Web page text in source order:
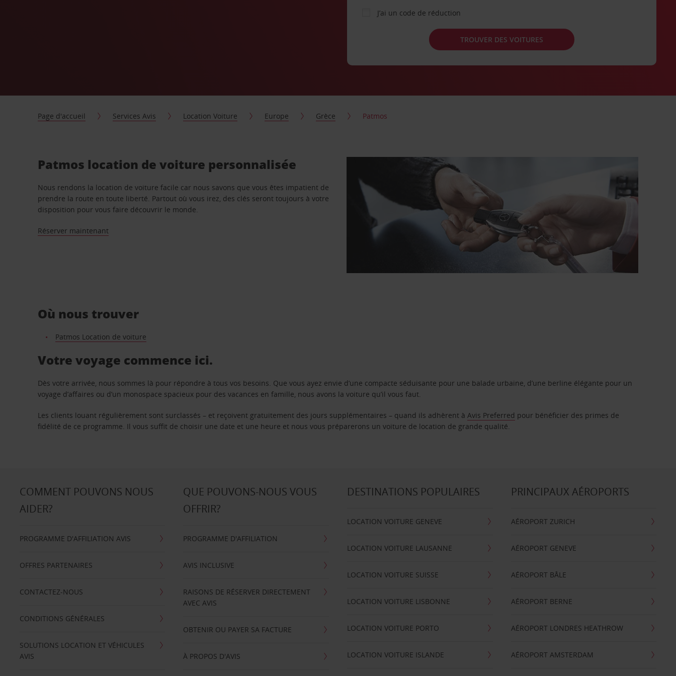
J’ai un code de réduction
TROUVER DES VOITURES
Page d'accueil Services Avis Location Voiture Europe Grèce Patmos
Patmos location de voiture personnalisée
Nous rendons la location de voiture facile car nous savons que vous êtes impatient de
prendre la route en toute liberté. Partout où vous irez, des clés seront toujours à votre
disposition pour vous faire découvrir le monde.
Réserver maintenant
Où nous trouver
Patmos Location de voiture
Votre voyage commence ici.
Dès votre arrivée, nous sommes là pour répondre à tous vos besoins. Que vous ayez envie d’une compacte séduisante pour une balade urbaine, d’une berline élégante pour un
voyage d’affaires ou d’un monospace spacieux pour des vacances en famille, nous avons la voiture qu’il vous faut.
Les clients louant régulièrement sont surclassés – et reçoivent gratuitement des jours supplémentaires – quand ils adhèrent àAvis Preferred pour bénéficier des primes de
fidélité de ce programme. Il vous suffit de choisir une date et une heure et nous vous préparerons un voiture de location de grande qualité.
COMMENT POUVONS NOUS
AIDER?
PROGRAMME D'AFFILIATION AVIS
OFFRES PARTENAIRES
CONTACTEZ-NOUS
CONDITIONS GÉNÉRALES
SOLUTIONS LOCATION ET VÉHICULES
AVIS
QUE POUVONS-NOUS VOUS
OFFRIR?
PROGRAMME D'AFFILIATION
AVIS INCLUSIVE
RAISONS DE RÉSERVER DIRECTEMENT
AVEC AVIS
OBTENIR OU PAYER SA FACTURE
À PROPOS D'AVIS
DESTINATIONS POPULAIRES
LOCATION VOITURE GENEVE
LOCATION VOITURE LAUSANNE
LOCATION VOITURE SUISSE
LOCATION VOITURE LISBONNE
LOCATION VOITURE PORTO
LOCATION VOITURE ISLANDE
PRINCIPAUX AÉROPORTS
AÉROPORT ZURICH
AÉROPORT GENEVE
AÉROPORT BÂLE
AÉROPORT BERNE
AÉROPORT LONDRES HEATHROW
AÉROPORT AMSTERDAM